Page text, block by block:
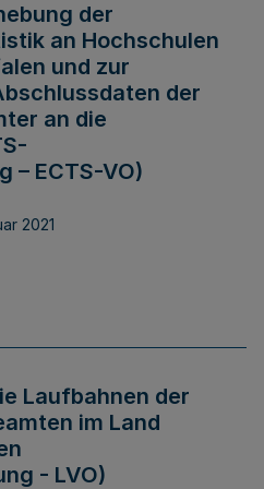
der
an Hochschulen
und zur
der
an die
– ECTS-VO)
2021
Laufbahnen der
im Land
- LVO)